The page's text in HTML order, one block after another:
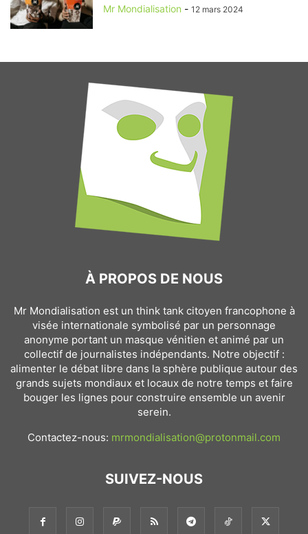
Mr Mondialisation - 12 mars 2024
À PROPOS DE NOUS
Mr Mondialisation est un think tank citoyen francophone à
visée internationale symbolisé par un personnage
anonyme portant un masque vénitien et animé par un
collectif de journalistes indépendants. Notre objectif :
alimenter le débat libre dans la sphère publique autour des
grands sujets mondiaux et locaux de notre temps et faire
bouger les lignes pour construire ensemble un avenir
serein.
Contactez-nous: mrmondialisation@protonmail.com
SUIVEZ-NOUS